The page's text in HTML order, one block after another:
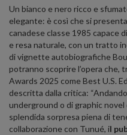
Un bianco e nero ricco e
elegante: è così che si presenta
canadese classe 1985 capace
e resa naturale, con un tratto
di vignette autobiografiche
potranno scoprire l’opera che,
Awards 2025 come Best U.S.
descritta dalla critica:
underground o di graphic novel
splendida sorpresa piena di
collaborazione con Tunué, il